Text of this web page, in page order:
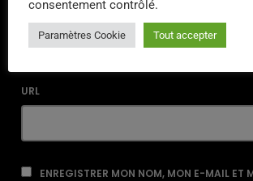
URL
ENREGISTRER MON NOM, MON E-MAIL ET
consentement contrôlé.
Paramètres Cookie Tout accepter